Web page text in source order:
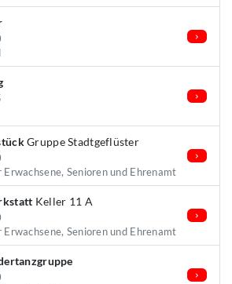
Gruppe Stadtgeflüster
Senioren und Ehrenamt
Keller 11 A
Senioren und Ehrenamt